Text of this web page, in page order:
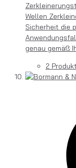
Wellen
Sicherheit die
genau gemäß
2